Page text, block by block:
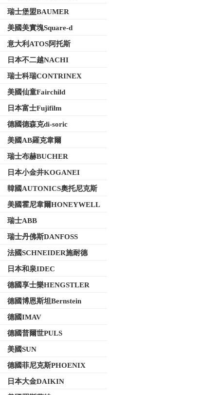
瑞士堡盟BAUMER
美國美實塊Square-d
意大利ATOS阿托斯
日本不二越NACHI
瑞士科瑞CONTRINEX
美國仙童Fairchild
日本富士Fujifilm
德國德森克di-soric
美國AB羅克韋爾
瑞士布赫BUCHER
日本小金井KOGANEI
韓國AUTONICS奧托尼克斯
美國霍尼韋爾HONEYWELL
瑞士ABB
瑞士丹佛斯DANFOSS
法國SCHNEIDER施耐德
日本和泉IDEC
德國享士樂HENGSTLER
德國博恩斯坦Bernstein
德國IMAV
德國普爾世PULS
美國SUN
德國菲尼克斯PHOENIX
日本大金DAIKIN